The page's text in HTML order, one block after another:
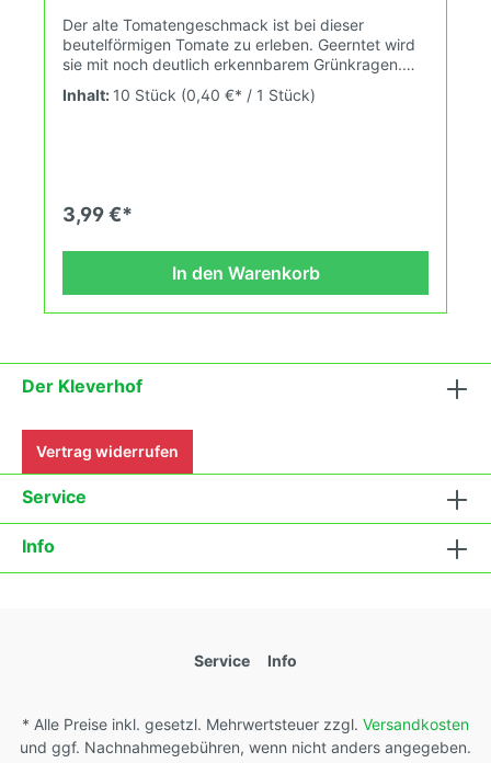
Der alte Tomatengeschmack ist bei dieser
beutelförmigen Tomate zu erleben. Geerntet wird
sie mit noch deutlich erkennbarem Grünkragen.
Hervorragende Fleischtomate aus Italien.
Wuchshöhe: 1,8m Früchte: rot, gerippt, 200-400g
passen wir alte und neue Tomatensorten den sich
fortlaufend ändernden Wachstumsbedingungen
in deinem Hausgarten, auf der Terasse oder auf
dem Balkon erleben kannst.
Inhalt: 10 Stück (0,40 €* / 1 Stück)
3,99 €*
In den Warenkorb
Der Kleverhof
Vertrag widerrufen
Service
Info
Service Info
* Alle Preise inkl. gesetzl. Mehrwertsteuer zzgl. Versandkosten
und ggf. Nachnahmegebühren, wenn nicht anders angegeben.